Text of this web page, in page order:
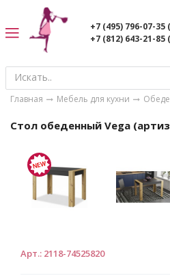
+7 (495) 796-07-35
+7 (812) 643-21-85
Главная Мебель для кухни
Стол обеденный Vega
Арт.: 2118-74525820